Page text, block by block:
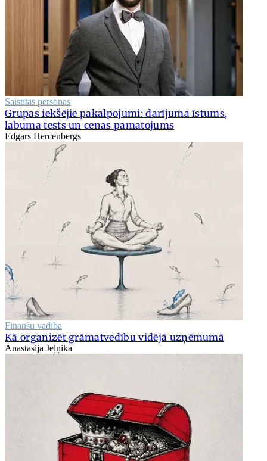
Saistītās personas
Grupas iekšējie pakalpojumi: darījuma īstums,
labuma tests un cenas pamatojums
Edgars Hercenbergs
Finanšu vadība
Kā organizēt grāmatvedību vidējā uzņēmumā
Anastasija Jeļņika